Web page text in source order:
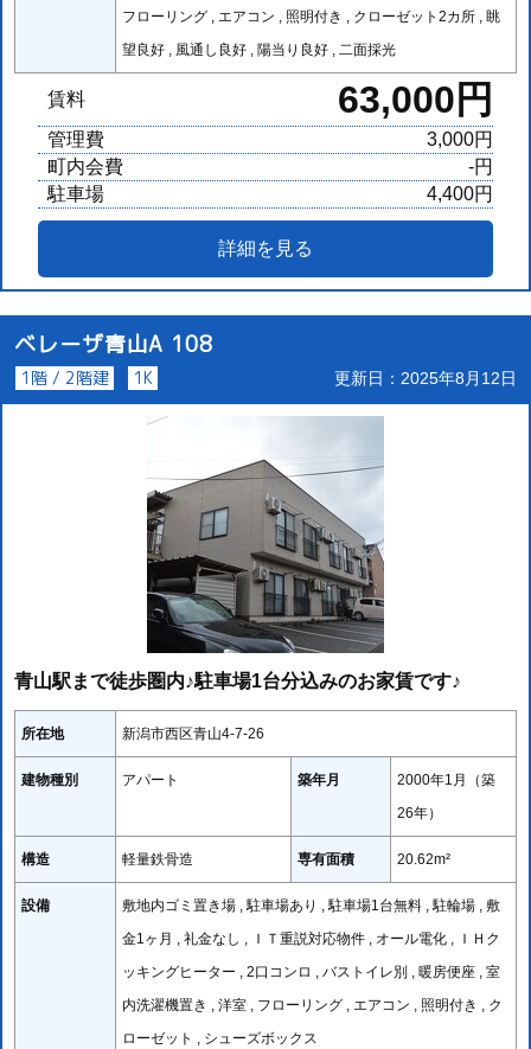
フローリング , エアコン , 照明付き , クローゼット2カ所 , 眺
望良好 , 風通し良好 , 陽当り良好 , 二面採光
賃料 63,000円
管理費
3,000円
町内会費
-円
駐車場
4,400円
詳細を見る
ベレーザ青山A 108
1階 / 2階建 1K 更新日：2025年8月12日
青山駅まで徒歩圏内♪駐車場1台分込みのお家賃です♪
所在地 新潟市西区青山4-7-26
建物種別 アパート 築年月
2000年1月（築
26年）
構造 軽量鉄骨造 専有面積 20.62m²
設備
敷地内ゴミ置き場 , 駐車場あり , 駐車場1台無料 , 駐輪場 , 敷
金1ヶ月 , 礼金なし , ＩＴ重説対応物件 , オール電化 , ＩＨク
ッキングヒーター , 2口コンロ , バストイレ別 , 暖房便座 , 室
内洗濯機置き , 洋室 , フローリング , エアコン , 照明付き , ク
ローゼット , シューズボックス